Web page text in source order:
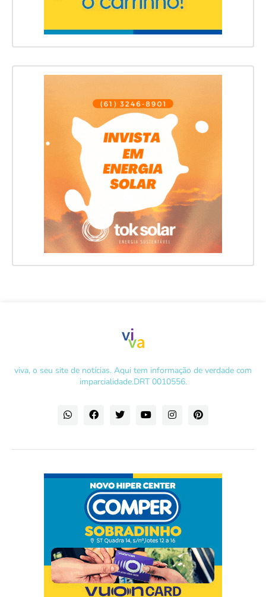
viva, o seu site de notícias. Aqui tem informação de verdade com
imparcialidade.DRT 0010556.